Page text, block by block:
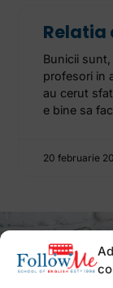
Relatia
Bunicii
profesori in
au cerut
e bine sa
20 februarie